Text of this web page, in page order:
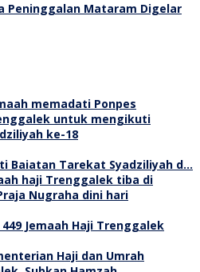
Peninggalan Mataram Digelar
Baiatan Tarekat Syadziliyah d…
Jemaah Haji Trenggalek